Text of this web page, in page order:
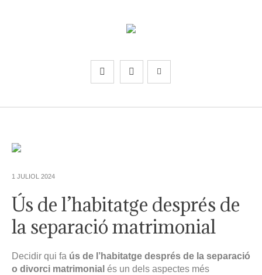
1 JULIOL 2024
Ús de l’habitatge després de
la separació matrimonial
Decidir qui fa ús de l’habitatge després de la separació
o divorci matrimonial és un dels aspectes més